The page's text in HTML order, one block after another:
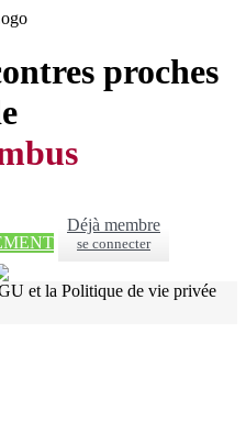
proches
Déjà membre
se connecter
et la Politique de vie privée